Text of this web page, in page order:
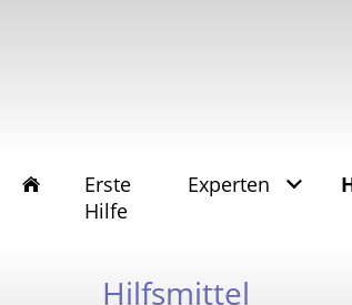
Erste
Hilfe
Experten
Hilfsmittel